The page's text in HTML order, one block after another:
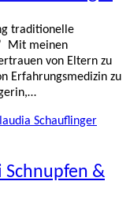
traditionelle
Mit meinen
von Eltern zu
Erfahrungsmedizin zu
Schauflinger
Schnupfen &